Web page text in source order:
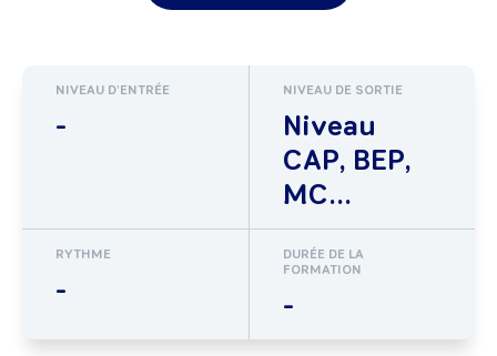
NIVEAU D'ENTRÉE
-
NIVEAU DE SORTIE
Niveau
CAP, BEP,
MC...
RYTHME
-
DURÉE DE LA
FORMATION
-